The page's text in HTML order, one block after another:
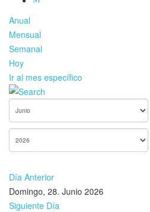
Anual
Mensual
Semanal
Hoy
Ir al mes específico
Día Anterior
Domingo, 28. Junio 2026
Siguiente Día